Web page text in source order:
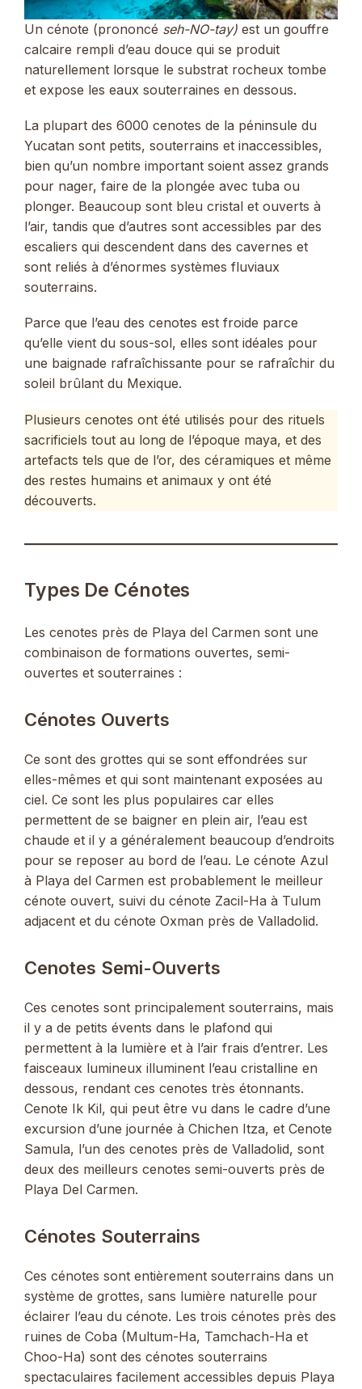
Un cénote (prononcé seh-NO-tay) est un gouffre
calcaire rempli d’eau douce qui se produit
naturellement lorsque le substrat rocheux tombe
et expose les eaux souterraines en dessous.
La plupart des 6000 cenotes de la péninsule du
Yucatan sont petits, souterrains et inaccessibles,
bien qu’un nombre important soient assez grands
pour nager, faire de la plongée avec tuba ou
plonger. Beaucoup sont bleu cristal et ouverts à
l’air, tandis que d’autres sont accessibles par des
escaliers qui descendent dans des cavernes et
sont reliés à d’énormes systèmes fluviaux
souterrains.
Parce que l’eau des cenotes est froide parce
qu’elle vient du sous-sol, elles sont idéales pour
une baignade rafraîchissante pour se rafraîchir du
soleil brûlant du Mexique.
Plusieurs cenotes ont été utilisés pour des rituels
sacrificiels tout au long de l’époque maya, et des
artefacts tels que de l’or, des céramiques et même
des restes humains et animaux y ont été
découverts.
Types De Cénotes
Les cenotes près de Playa del Carmen sont une
combinaison de formations ouvertes, semi-
ouvertes et souterraines :
Cénotes Ouverts
Ce sont des grottes qui se sont effondrées sur
elles-mêmes et qui sont maintenant exposées au
ciel. Ce sont les plus populaires car elles
permettent de se baigner en plein air, l’eau est
chaude et il y a généralement beaucoup d’endroits
pour se reposer au bord de l’eau. Le cénote Azul
à Playa del Carmen est probablement le meilleur
cénote ouvert, suivi du cénote Zacil-Ha à Tulum
adjacent et du cénote Oxman près de Valladolid.
Cenotes Semi-Ouverts
Ces cenotes sont principalement souterrains, mais
il y a de petits évents dans le plafond qui
permettent à la lumière et à l’air frais d’entrer. Les
faisceaux lumineux illuminent l’eau cristalline en
dessous, rendant ces cenotes très étonnants.
Cenote Ik Kil, qui peut être vu dans le cadre d’une
excursion d’une journée à Chichen Itza, et Cenote
Samula, l’un des cenotes près de Valladolid, sont
deux des meilleurs cenotes semi-ouverts près de
Playa Del Carmen.
Cénotes Souterrains
Ces cénotes sont entièrement souterrains dans un
système de grottes, sans lumière naturelle pour
éclairer l’eau du cénote. Les trois cénotes près des
ruines de Coba (Multum-Ha, Tamchach-Ha et
Choo-Ha) sont des cénotes souterrains
spectaculaires facilement accessibles depuis Playa